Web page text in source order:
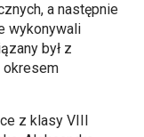
a następnie
wykonywali
był z
okresem
z klasy VIII